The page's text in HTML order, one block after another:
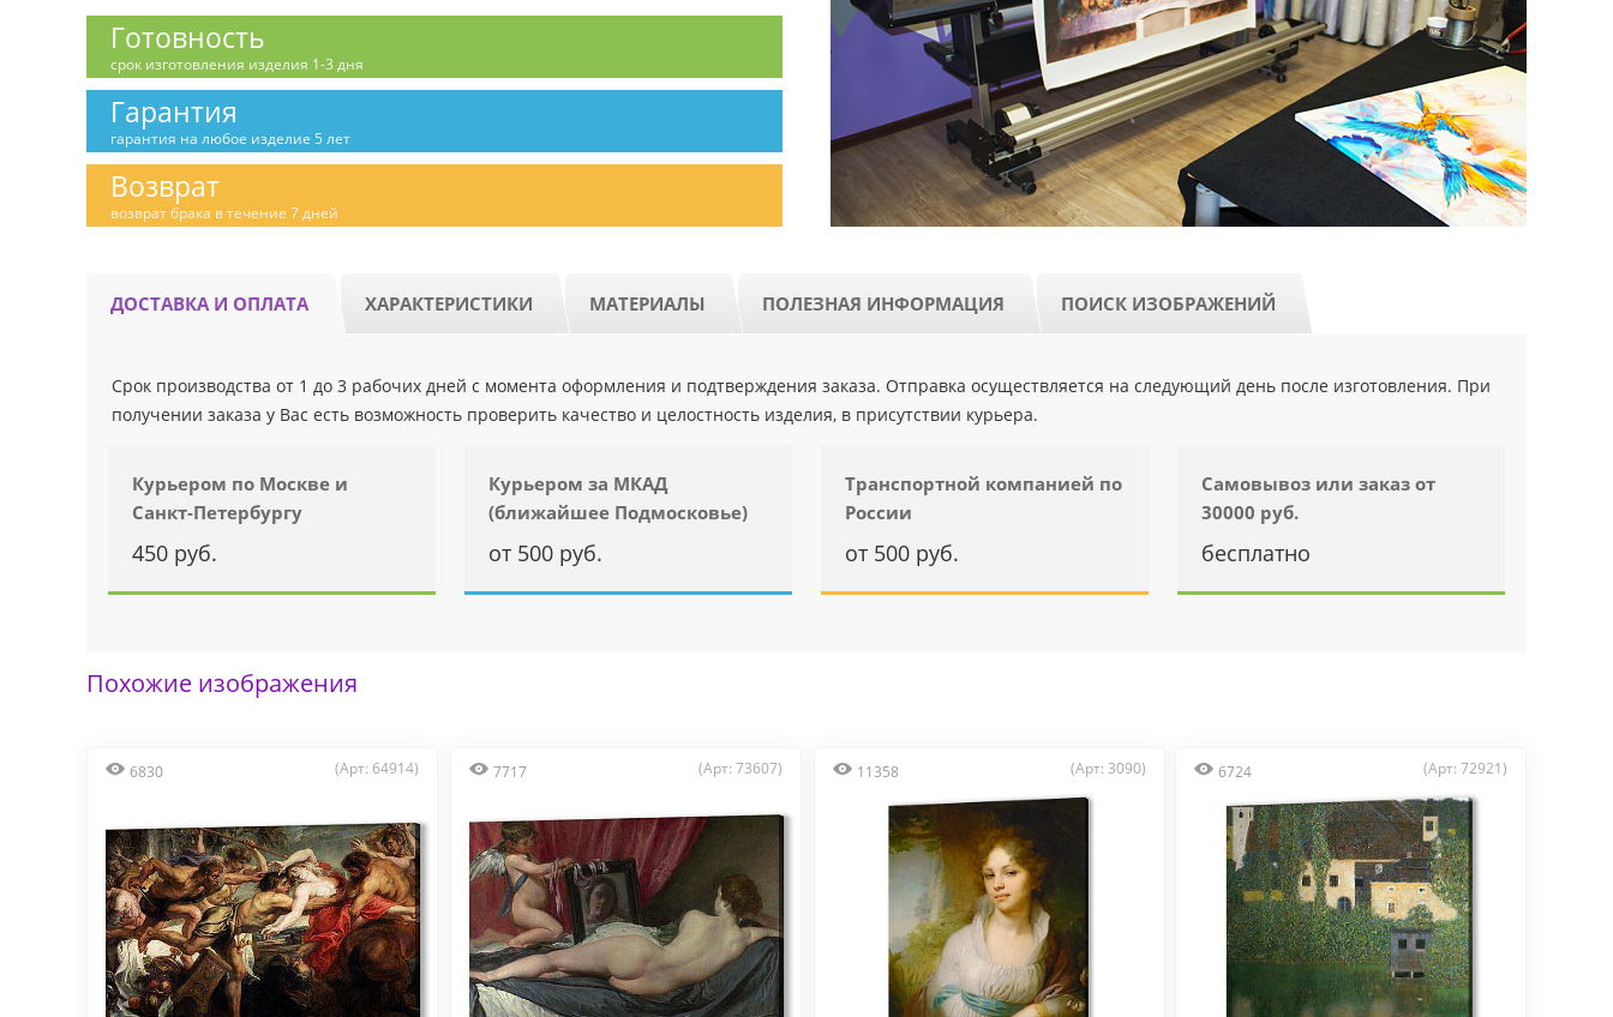
Готовность
срок изготовления изделия 1-3 дня
Гарантия
гарантия на любое изделие 5 лет
Возврат
возврат брака в течение 7 дней
ДОСТАВКА И ОПЛАТА ХАРАКТЕРИСТИКИ МАТЕРИАЛЫ ПОЛЕЗНАЯ ИНФОРМАЦИЯ ПОИСК ИЗОБРАЖЕНИЙ
Срок производства от 1 до 3 рабочих дней с момента оформления и подтверждения заказа. Отправка осуществляется на следующий день после изготовления. При
получении заказа у Вас есть возможность проверить качество и целостность изделия, в присутствии курьера.
Курьером по Москве и
Санкт-Петербургу
450 руб.
Курьером за МКАД
(ближайшее Подмосковье)
от 500 руб.
Транспортной компанией по
России
от 500 руб.
Самовывоз или заказ от
30000 руб.
бесплатно
Похожие изображения
6830 (Арт: 64914) 7717 (Арт: 73607) 11358 (Арт: 3090) 6724 (Арт: 72921)